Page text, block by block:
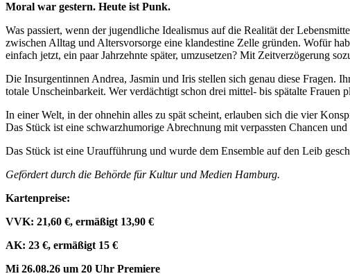
Moral war gestern. Heute ist Punk.
Was passiert, wenn der jugendliche Idealismus auf die Realität der
zwischen Alltag und Altersvorsorge eine klandestine Zelle gründen. Wofür
einfach jetzt, ein paar Jahrzehnte später, umzusetzen? Mit Zeitverzögerung
Die Insurgentinnen Andrea, Jasmin und Iris stellen sich genau diese Fragen.
totale Unscheinbarkeit. Wer verdächtigt schon drei mittel- bis spätalte Frauen
In einer Welt, in der ohnehin alles zu spät scheint, erlauben sich die vier
Das Stück ist eine schwarzhumorige Abrechnung mit verpassten Chancen
Das Stück ist eine Uraufführung und wurde dem Ensemble auf den Leib
Gefördert durch die Behörde für Kultur und Medien Hamburg.
Kartenpreise:
VVK: 21,60 €, ermäßigt 13,90 €
AK: 23 €, ermäßigt 15 €
Mi 26.08.26 um 20 Uhr Premiere